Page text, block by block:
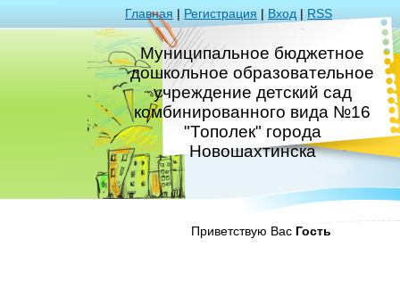
Главная | Регистрация | Вход | RSS
Муниципальное бюджетное
дошкольное образовательное
учреждение детский сад
комбинированного вида №16
"Тополек" города
Новошахтинска
Приветствую Вас Гость